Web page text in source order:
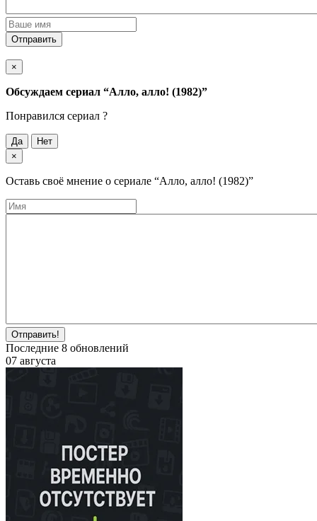
Отправить
×
Обсуждаем cериал “Алло, алло! (1982)”
Понравился cериал ?
Да
Нет
×
Оставь своё мнение о cериале “Алло, алло! (1982)”
Отправить!
Последние 8 обновлений
07 августа